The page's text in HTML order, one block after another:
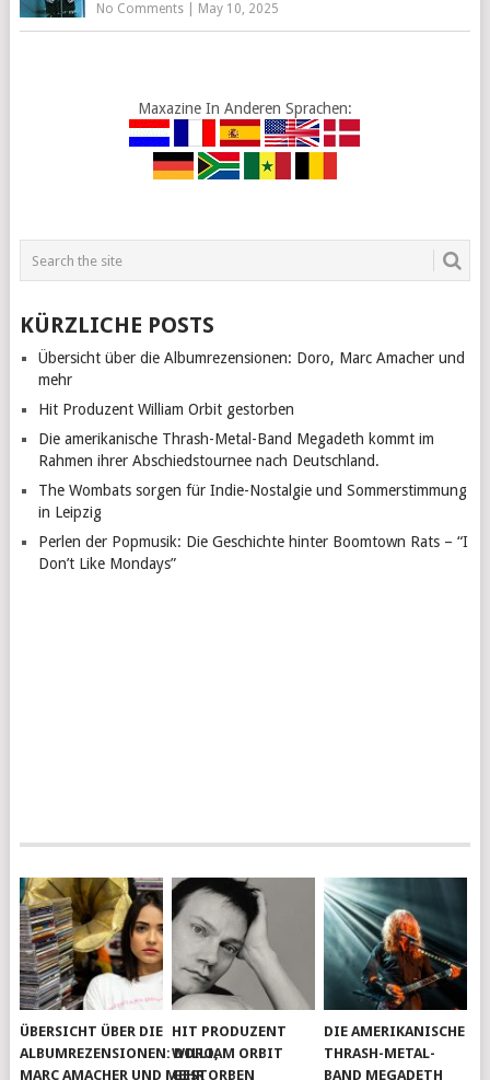
No Comments| May 10, 2025
Maxazine In Anderen Sprachen:
KÜRZLICHE POSTS
Übersicht über die Albumrezensionen: Doro, Marc Amacher und
mehr
Hit Produzent William Orbit gestorben
Die amerikanische Thrash-Metal-Band Megadeth kommt im
Rahmen ihrer Abschiedstournee nach Deutschland.
The Wombats sorgen für Indie-Nostalgie und Sommerstimmung
in Leipzig
Perlen der Popmusik: Die Geschichte hinter Boomtown Rats – “I
Don’t Like Mondays”
ÜBERSICHT ÜBER DIE
ALBUMREZENSIONEN: DORO,
MARC AMACHER UND MEHR
HIT PRODUZENT
WILLIAM ORBIT
GESTORBEN
DIE AMERIKANISCHE
THRASH-METAL-
BAND MEGADETH